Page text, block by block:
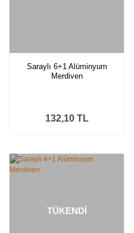
Saraylı 6+1 Alüminyum
Merdiven
132,10 TL
TÜKENDİ